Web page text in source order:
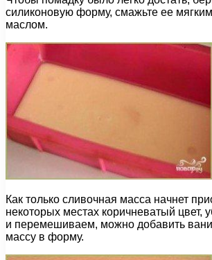
силиконовую форму, смажьте ее
маслом.
Как только сливочная масса начнет
некоторых местах коричневатый цвет,
и перемешиваем, можно добавить
массу в форму.